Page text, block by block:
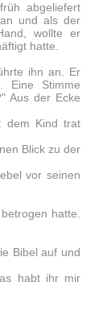
abgeliefert
und als der
wollte er
hatte.
ihn an. Er
Eine Stimme
Aus der Ecke
dem Kind trat
Blick zu der
vor seinen
hatte.
Bibel auf und
habt ihr mir